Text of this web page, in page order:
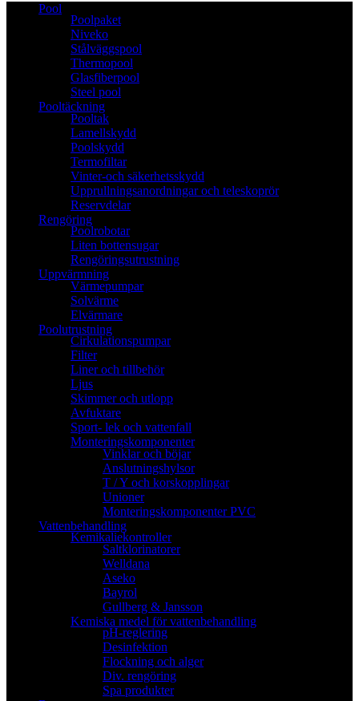
Pool
Poolpaket
Niveko
Stålväggspool
Thermopool
Glasfiberpool
Steel pool
Pooltäckning
Pooltak
Lamellskydd
Poolskydd
Termofiltar
Vinter-och säkerhetsskydd
Upprullningsanordningar och teleskoprör
Reservdelar
Rengöring
Poolrobotar
Liten bottensugar
Rengöringsutrustning
Uppvärmning
Värmepumpar
Solvärme
Elvärmare
Poolutrustning
Cirkulationspumpar
Filter
Liner och tillbehör
Ljus
Skimmer och utlopp
Avfuktare
Sport- lek och vattenfall
Monteringskomponenter
Vinklar och böjar
Anslutningshylsor
T / Y och korskopplingar
Unioner
Monteringskomponenter PVC
Vattenbehandling
Kemikaliekontroller
Saltklorinatorer
Welldana
Aseko
Bayrol
Gullberg & Jansson
Kemiska medel för vattenbehandling
pH-reglering
Desinfektion
Flockning och alger
Div. rengöring
Spa produkter